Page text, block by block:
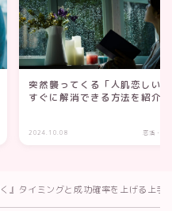
突然襲ってくる「人肌恋しい
すぐに解消できる方法を紹介！
2024.10.08 恋活・出
』タイミングと成功確率を上げる上手